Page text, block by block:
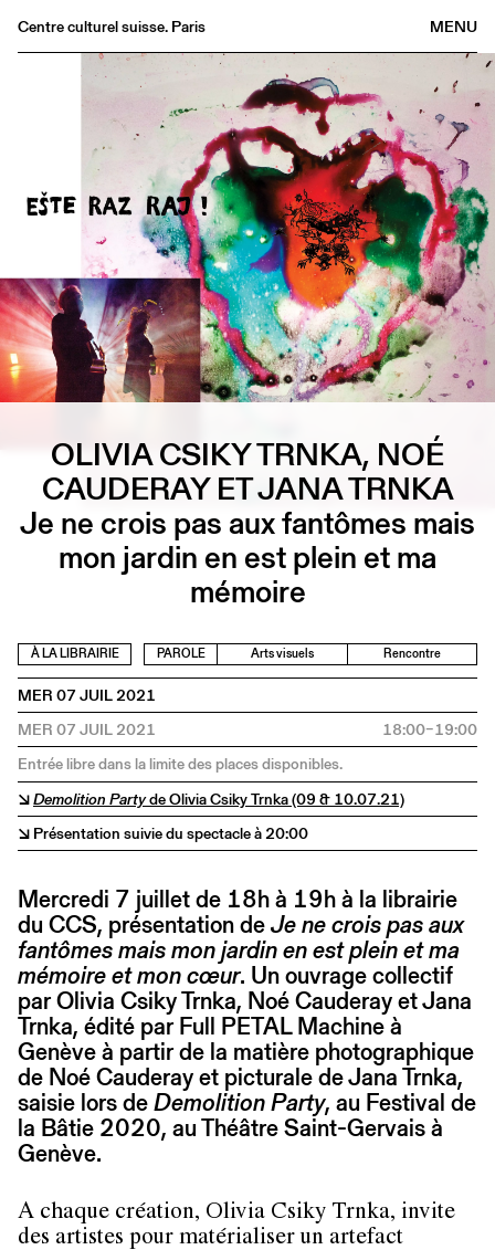
MENU
Centre culturel suisse. Paris
Médiathèque
Informations
FR/EN
OLIVIA CSIKY TRNKA, NOÉ
CAUDERAY ET JANA TRNKA
Je ne crois pas aux fantômes mais
mon jardin en est plein et ma
mémoire
À LA LIBRAIRIE PAROLE Arts visuels Rencontre
MER 07 JUIL 2021
MER 07 JUIL 2021
18:00–19:00
Entrée libre dans la limite des places disponibles.
↘Demolition Partyde Olivia Csiky Trnka (09 & 10.07.21)
↘ Présentation suivie du spectacle à 20:00
Mercredi 7 juillet de 18h à 19h à la librairie
du CCS, présentation deJe ne crois pas aux
fantômes mais mon jardin en est plein et ma
mémoire et mon cœur. Un ouvrage collectif
par Olivia Csiky Trnka, Noé Cauderay et Jana
Trnka, édité par Full PETAL Machine à
Genève à partir de la matière photographique
de Noé Cauderay et picturale de Jana Trnka,
saisie lors deDemolition Party, au Festival de
la Bâtie 2020, au Théâtre Saint-Gervais à
Genève.
A chaque création, Olivia Csiky Trnka, invite
des artistes pour matérialiser un artefact